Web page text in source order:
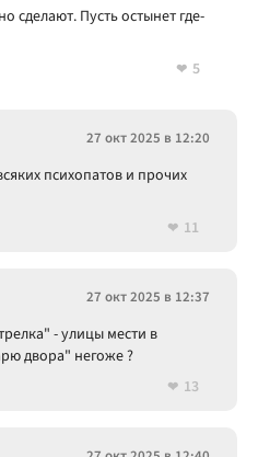
сделают. Пусть остынет где-
5
27 окт 2025 в 12:20
психопатов и прочих
11
27 окт 2025 в 12:37
- улицы мести в
двора" негоже ?
13